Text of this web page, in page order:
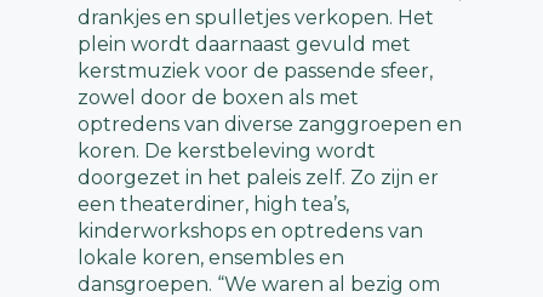
drankjes en spulletjes verkopen. Het
plein wordt daarnaast gevuld met
kerstmuziek voor de passende sfeer,
zowel door de boxen als met
optredens van diverse zanggroepen en
koren. De kerstbeleving wordt
doorgezet in het paleis zelf. Zo zijn er
een theaterdiner, high tea’s,
kinderworkshops en optredens van
lokale koren, ensembles en
dansgroepen. “We waren al bezig om